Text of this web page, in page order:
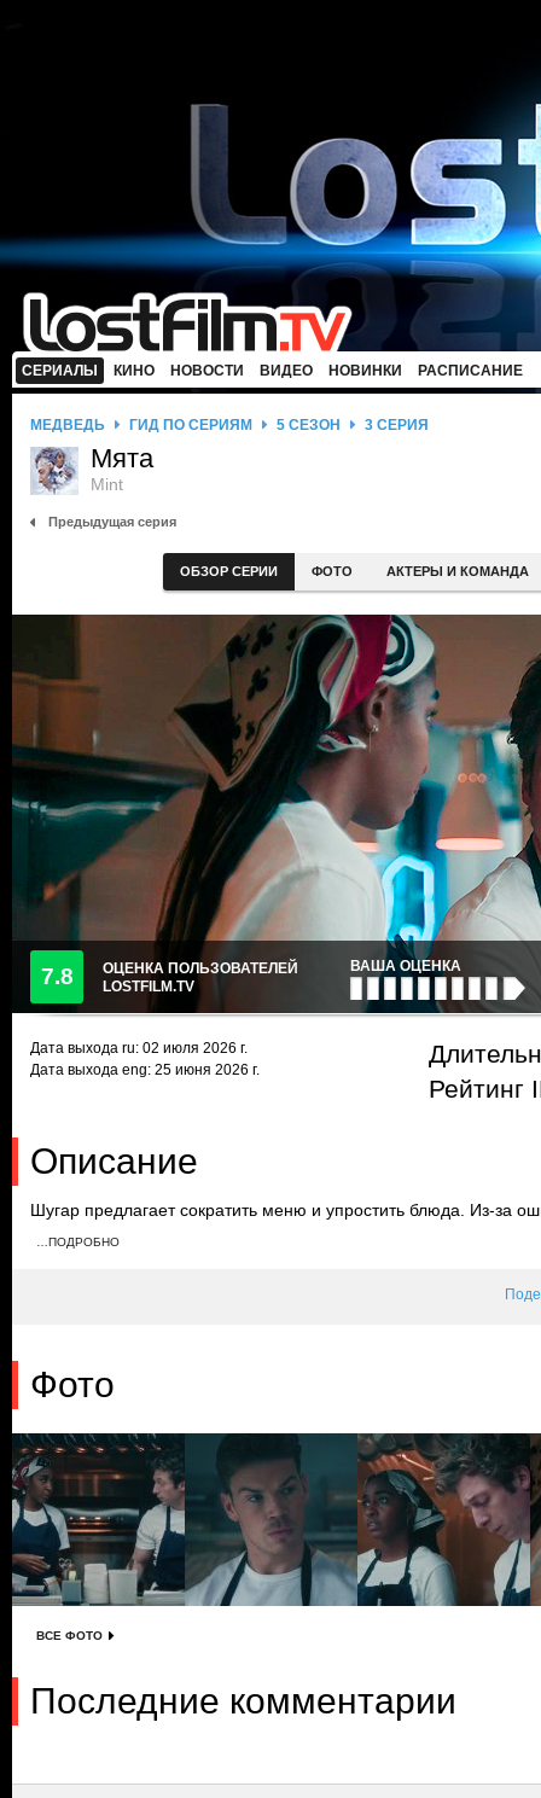
СЕРИАЛЫ КИНО НОВОСТИ ВИДЕО НОВИНКИ РАСПИСАНИЕ
МЕДВЕДЬ ГИД ПО СЕРИЯМ 5 СЕЗОН 3 СЕРИЯ
Мята
Mint
Предыдущая серия
ОБЗОР СЕРИИ ФОТО АКТЕРЫ И КОМАНДА
7.8
ОЦЕНКА ПОЛЬЗОВАТЕЛЕЙ
LOSTFILM.TV
ВАША ОЦЕНКА
Дата выхода ru: 02 июля 2026 г.
Дата выхода eng: 25 июня 2026 г.
Рейтинг
Описание
Шугар предлагает сократить меню и упростить блюда. Из-за
три раза. Во время напряженного разговора Сидни
…ПОДРОБНО
Фото
ВСЕ ФОТО
Последние комментарии